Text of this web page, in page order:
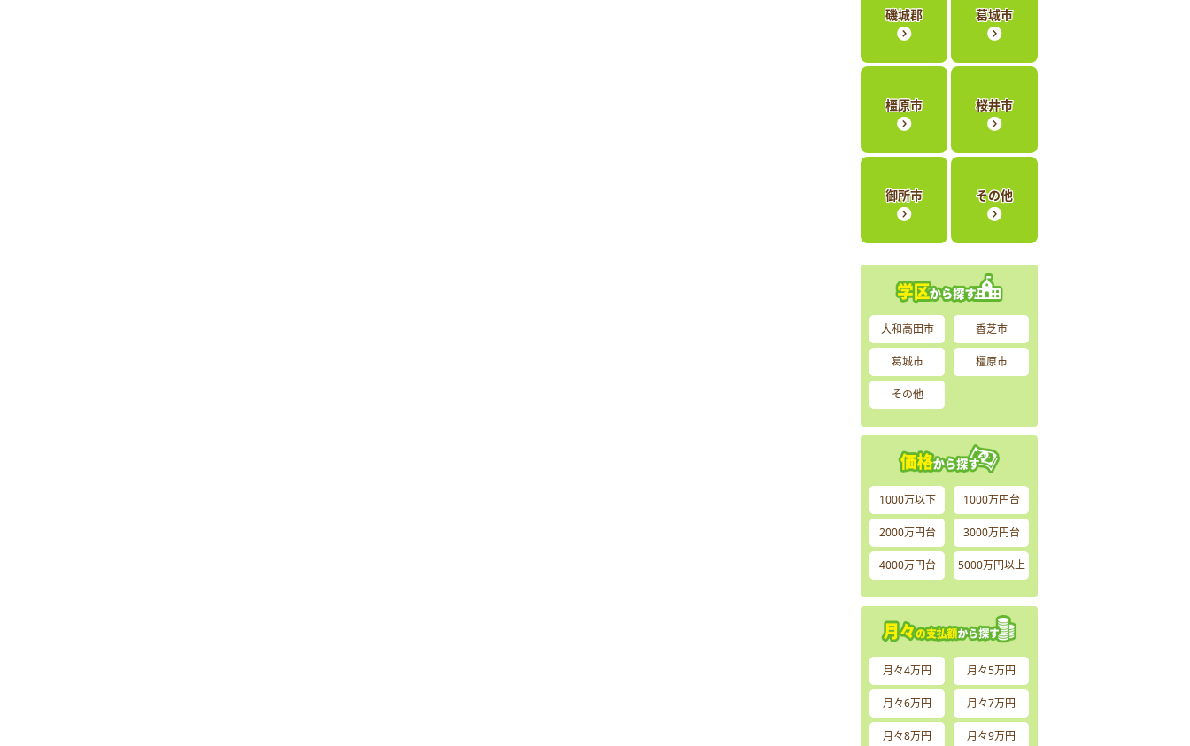
磯城郡 葛城市
橿原市 桜井市
御所市 その他
大和高田市 香芝市
葛城市 橿原市
その他
1000万以下 1000万円台
2000万円台 3000万円台
4000万円台 5000万円以上
月々4万円 月々5万円
月々6万円 月々7万円
月々8万円 月々9万円